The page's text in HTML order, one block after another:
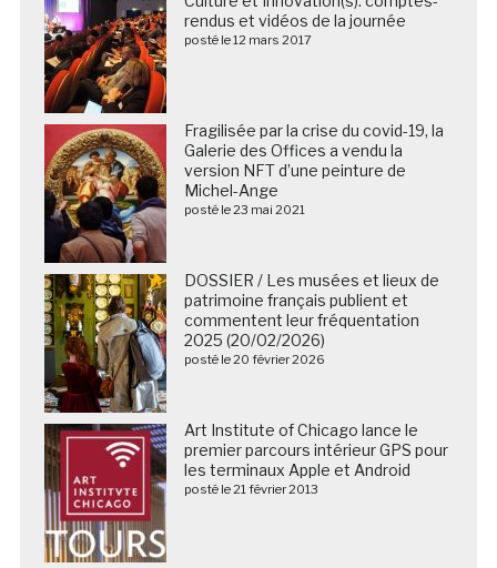
rendus et vidéos de la journée
posté le 12 mars 2017
Fragilisée par la crise du covid-19, la
Galerie des Offices a vendu la
version NFT d’une peinture de
Michel-Ange
posté le 23 mai 2021
DOSSIER / Les musées et lieux de
patrimoine français publient et
commentent leur fréquentation
2025 (20/02/2026)
posté le 20 février 2026
Art Institute of Chicago lance le
premier parcours intérieur GPS pour
les terminaux Apple et Android
posté le 21 février 2013